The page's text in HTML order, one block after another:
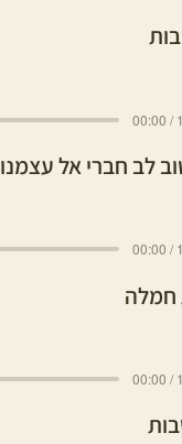
00:00 /
לב חברי אל עצמנו
00:00 /
חמלה
00:00 /